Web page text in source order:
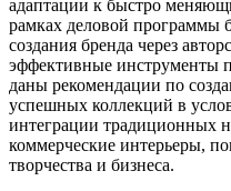
адаптации к быстро
рамках деловой программы
создания бренда через
эффективные инструменты
даны рекомендации по
успешных коллекций в
интеграции традиционных
коммерческие интерьеры,
творчества и бизнеса.